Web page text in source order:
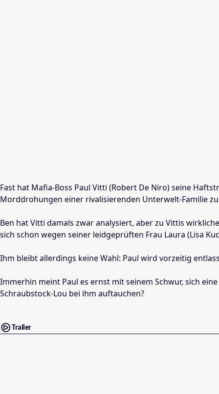
Fast hat Mafia-Boss Paul Vitti (Robert De Niro) seine
Morddrohungen einer rivalisierenden Unterwelt-Familie
Ben hat Vitti damals zwar analysiert, aber zu Vittis
sich schon wegen seiner leidgeprüften Frau Laura (Lisa
Ihm bleibt allerdings keine Wahl: Paul wird vorzeitig
Immerhin meint Paul es ernst mit seinem Schwur, sich
Schraubstock-Lou bei ihm auftauchen?
Trailer